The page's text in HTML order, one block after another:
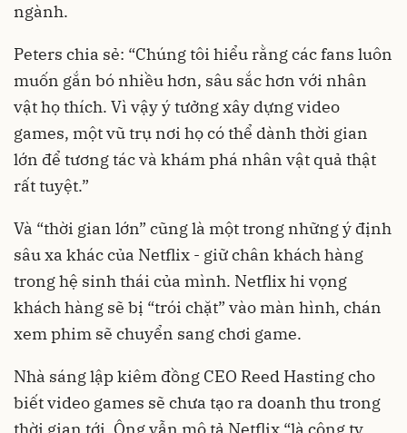
ngành.
Peters chia sẻ: “Chúng tôi hiểu rằng các fans luôn
muốn gắn bó nhiều hơn, sâu sắc hơn với nhân
vật họ thích. Vì vậy ý tưởng xây dựng video
games, một vũ trụ nơi họ có thể dành thời gian
lớn để tương tác và khám phá nhân vật quả thật
rất tuyệt.”
Và “thời gian lớn” cũng là một trong những ý định
sâu xa khác của Netflix - giữ chân khách hàng
trong hệ sinh thái của mình. Netflix hi vọng
khách hàng sẽ bị “trói chặt” vào màn hình, chán
xem phim sẽ chuyển sang chơi game.
Nhà sáng lập kiêm đồng CEO Reed Hasting cho
biết video games sẽ chưa tạo ra doanh thu trong